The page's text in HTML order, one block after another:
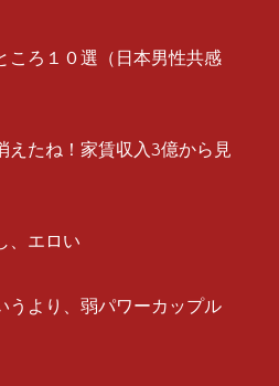
ころ１０選（日本男性共感
えたね！家賃収入3億から見
、エロい
うより、弱パワーカップル